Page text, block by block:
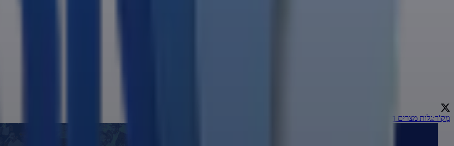
מָקוֹר:גלות מצרים דהיום | הרב אמנון יצחק